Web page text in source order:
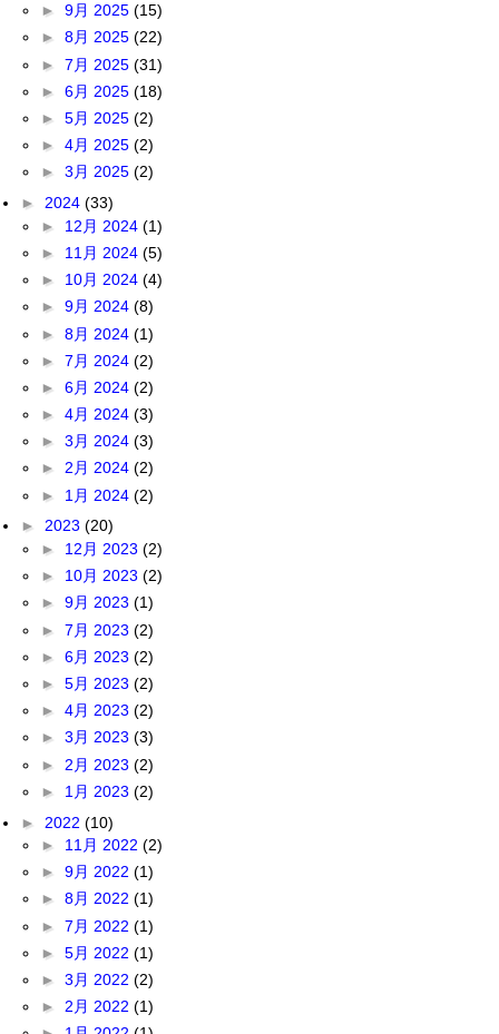
► 9月 2025 (15)
► 8月 2025 (22)
► 7月 2025 (31)
► 6月 2025 (18)
► 5月 2025 (2)
► 4月 2025 (2)
► 3月 2025 (2)
► 2024 (33)
► 12月 2024 (1)
► 11月 2024 (5)
► 10月 2024 (4)
► 9月 2024 (8)
► 8月 2024 (1)
► 7月 2024 (2)
► 6月 2024 (2)
► 4月 2024 (3)
► 3月 2024 (3)
► 2月 2024 (2)
► 1月 2024 (2)
► 2023 (20)
► 12月 2023 (2)
► 10月 2023 (2)
► 9月 2023 (1)
► 7月 2023 (2)
► 6月 2023 (2)
► 5月 2023 (2)
► 4月 2023 (2)
► 3月 2023 (3)
► 2月 2023 (2)
► 1月 2023 (2)
► 2022 (10)
► 11月 2022 (2)
► 9月 2022 (1)
► 8月 2022 (1)
► 7月 2022 (1)
► 5月 2022 (1)
► 3月 2022 (2)
► 2月 2022 (1)